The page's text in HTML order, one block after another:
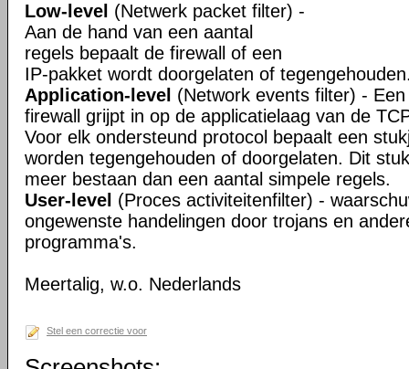
Low-level (Netwerk packet filter) -
Aan de hand van een aantal
regels bepaalt de firewall of een
IP-pakket wordt doorgelaten of
Application-level (Network events filter) -
firewall grijpt in op de applicatielaag van de
Voor elk ondersteund protocol bepaalt een
worden tegengehouden of doorgelaten. Dit
meer bestaan dan een aantal simpele regels.
User-level (Proces activiteitenfilter) -
ongewenste handelingen door trojans en
programma's.
Meertalig, w.o. Nederlands
Stel een correctie voor